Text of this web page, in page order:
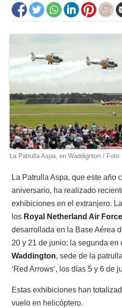
La Patrulla Aspa, en Waddignton /
La Patrulla Aspa, que este año
aniversario, ha realizado
exhibiciones en el extranjero.
los Royal Netherland Air
desarrollada en la Base Aérea
20 y 21 de junio; la segunda en
Waddington, sede de la
‘Red Arrows’, los días 5 y 6 de
Estas exhibiciones han
vuelo en helicóptero.